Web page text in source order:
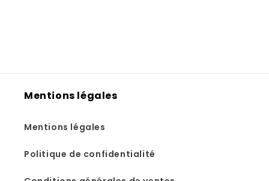
Mentions légales
Mentions légales
Politique de confidentialité